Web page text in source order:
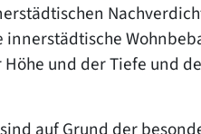
Höhe und der Tiefe und